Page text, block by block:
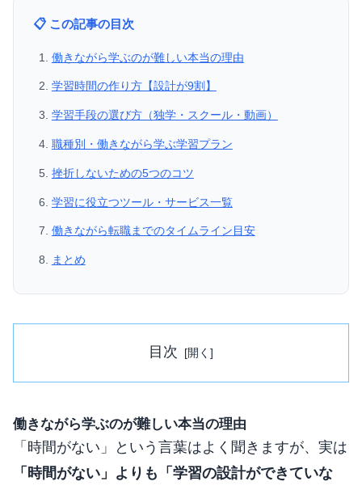
📋 この記事の目次
働きながら学ぶのが難しい本当の理由
学習時間の作り方【設計が9割】
学習手段の選び方（独学・スクール・動画）
職種別・働きながら学ぶ学習プラン
挫折しないための5つのコツ
学習に役立つツール・サービス一覧
働きながら転職までのタイムライン目安
まとめ
目次
働きながら学ぶのが難しい本当の理由
「時間がない」という言葉はよく聞きますが、実は
「時間がない」よりも「学習の設計ができていな